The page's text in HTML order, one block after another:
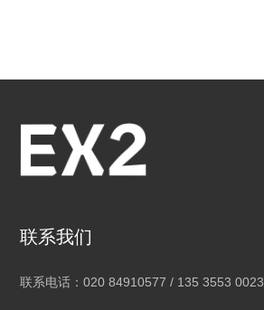
联系我们
联系电话：020 84910577 / 135 3553 0023